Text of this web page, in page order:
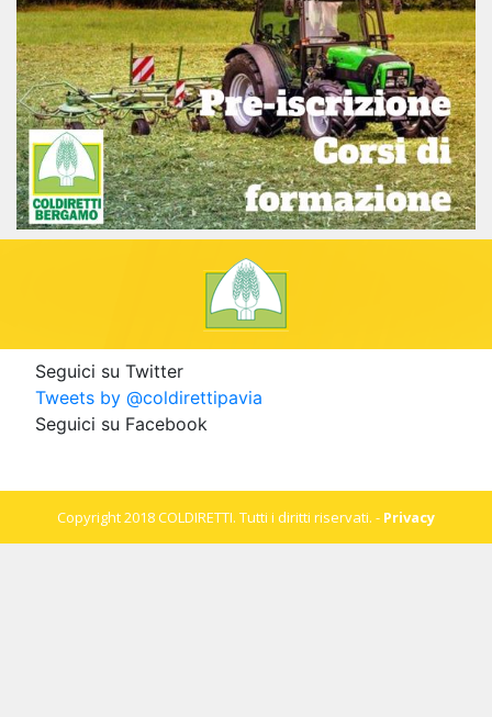
Seguici su Twitter
Tweets by @coldirettipavia
Seguici su Facebook
Copyright 2018 COLDIRETTI. Tutti i diritti riservati. - Privacy